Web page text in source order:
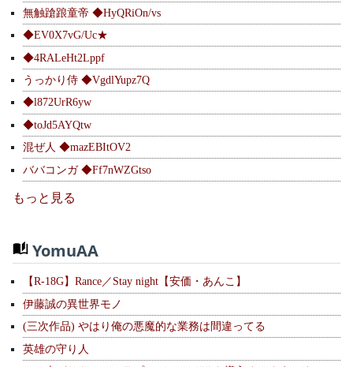
無触蹌踉童帝 ◆HyQRiOn/vs
◆EV0X7vG/Uc★
◆4RALeHt2Lppf
うっかり侍 ◆VgdlYupz7Q
◆l872UrR6yw
◆toJd5AYQtw
混ぜ人 ◆mazEBItOV2
ババコンガ ◆Ff7nWZGtso
もっと見る
YomuAA
【R-18G】Rance／Stay night【安価・あんこ】
伊藤誠の異世界モノ
(三次作品) やはり俺の悪魔的な業務は間違ってる
英雄の守り人